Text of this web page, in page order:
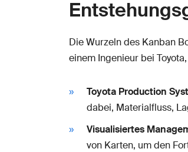
Die Wurzeln des Kanban
einem Ingenieur bei
Toyota Production
dabei, Materialfluss,
Visualisiertes
von Karten, um den